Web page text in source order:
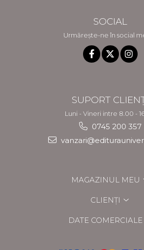
SOCIAL
Urmărește-ne în social
SUPORT
Luni - Vineri intre 8.00 -
0745 200 357
MAGAZINUL MEU
CLIENȚI
DATE COMERCIALE